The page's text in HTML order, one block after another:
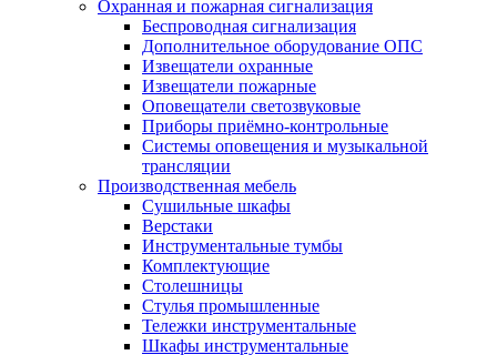
Охранная и пожарная сигнализация
Беспроводная сигнализация
Дополнительное оборудование ОПС
Извещатели охранные
Извещатели пожарные
Оповещатели светозвуковые
Приборы приёмно-контрольные
Системы оповещения и музыкальной
трансляции
Производственная мебель
Cушильные шкафы
Верстаки
Инструментальные тумбы
Комплектующие
Столешницы
Стулья промышленные
Тележки инструментальные
Шкафы инструментальные